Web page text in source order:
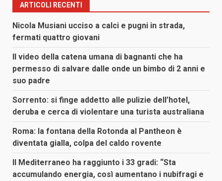
ARTICOLI RECENTI
Nicola Musiani ucciso a calci e pugni in strada,
fermati quattro giovani
Il video della catena umana di bagnanti che ha
permesso di salvare dalle onde un bimbo di 2 anni e
suo padre
Sorrento: si finge addetto alle pulizie dell’hotel,
deruba e cerca di violentare una turista australiana
Roma: la fontana della Rotonda al Pantheon è
diventata gialla, colpa del caldo rovente
Il Mediterraneo ha raggiunto i 33 gradi: “Sta
accumulando energia, così aumentano i nubifragi e